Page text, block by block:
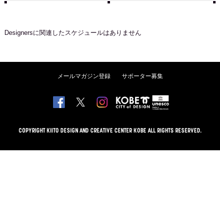
Designersに関連したスケジュールはありません
メールマガジン登録 サポーター募集
COPYRIGHT KIITO DESIGN AND CREATIVE CENTER KOBE ALL RIGHTS RESERVED.